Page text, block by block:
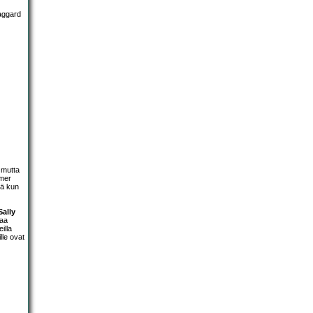
kun
ovat